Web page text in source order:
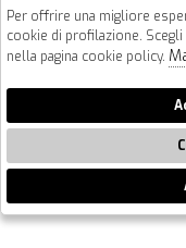
info@bigbagshoponline.it
follow us
2026 BigBag - P.iva :
🍪
Per offrire una migliore
cookie di profilazione.
nella pagina cookie policy.